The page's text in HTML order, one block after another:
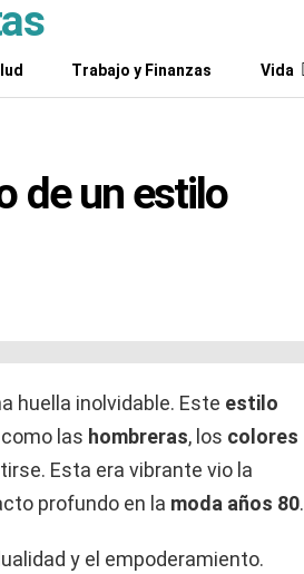
Trabajo y Finanzas Vida
de un estilo
huella inolvidable. Este estilo
las hombreras, los colores
Esta era vibrante vio la
profundo en la moda años 80.
y el empoderamiento.